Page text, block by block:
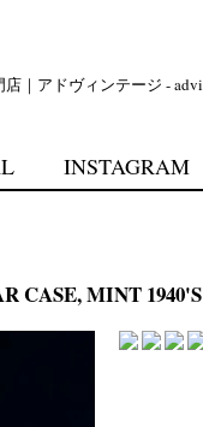
INSTAGRAM
CASE, MINT 1940'S